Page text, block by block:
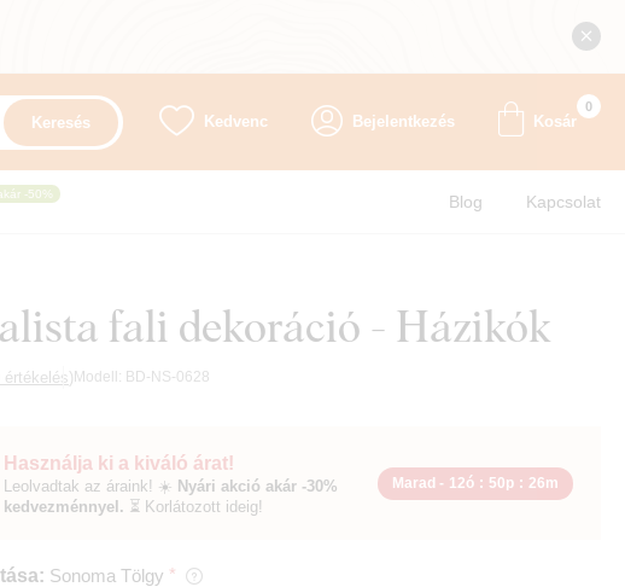
Keresés Kedvenc Bejelentkezés Kosár
0
-50% Blog Kapcsolat
fali dekoráció - Házikók
értékelés) Modell: BD-NS-0628
Használja ki a kiváló árat!
Leolvadtak az áraink! ☀️ Nyári akció akár -30%
kedvezménnyel. ⏳ Korlátozott ideig!
Marad - 12ó : 50p : 24m
Sonoma Tölgy